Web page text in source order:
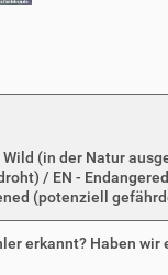
(in der Natur
/ EN -
(potenziell
erkannt? Haben